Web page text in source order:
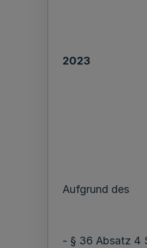
2023
Aufgrund des
- § 36 Absatz 4